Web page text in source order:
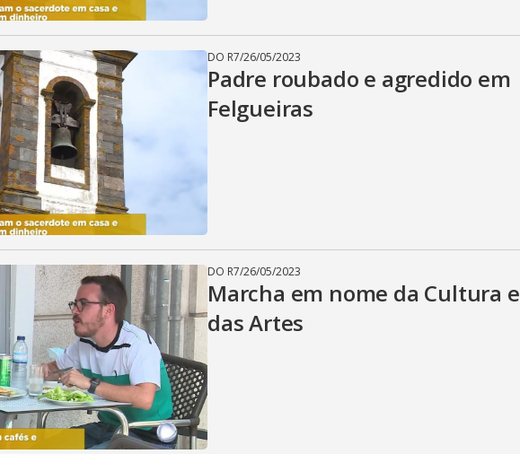
d
e
o
DO R7/26/05/2023
Padre roubado e agredido em
Felgueiras
DO R7/26/05/2023
Marcha em nome da Cultura e
das Artes